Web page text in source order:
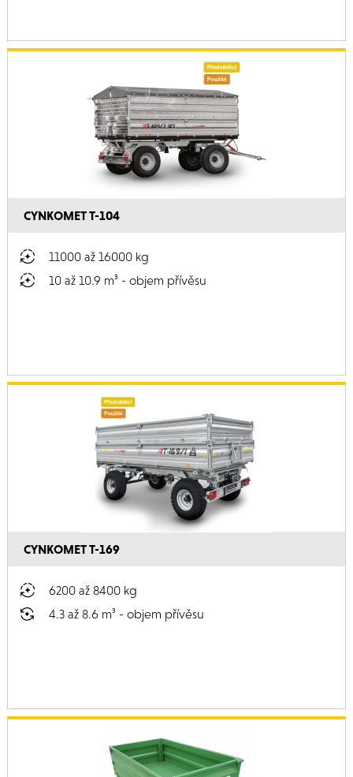
CYNKOMET T-104
11000 až 16000 kg
10 až 10.9 m³ - objem přívěsu
CYNKOMET T-169
6200 až 8400 kg
4.3 až 8.6 m³ - objem přívěsu